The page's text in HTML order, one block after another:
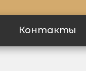
Контакты